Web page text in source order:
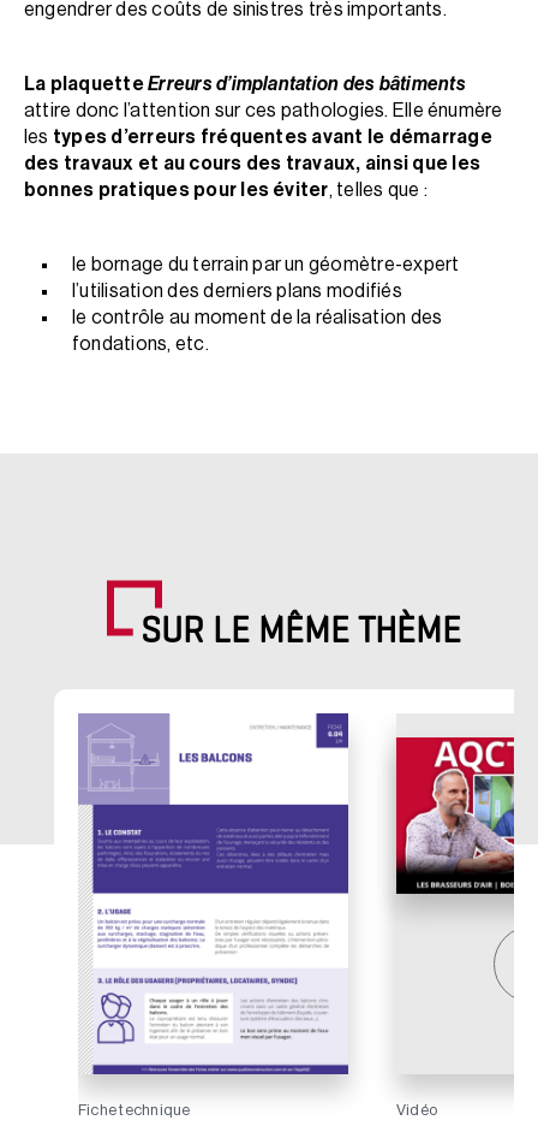
engendrer des coûts de sinistres très importants.
La plaquetteErreurs d’implantation des bâtiments
attire donc l’attention sur ces pathologies. Elle énumère
les types d’erreurs fréquentes avant le démarrage
des travaux et au cours des travaux, ainsi que les
bonnes pratiques pour les éviter, telles que :
le bornage du terrain par un géomètre-expert
l’utilisation des derniers plans modifiés
le contrôle au moment de la réalisation des
fondations, etc.
SUR LE MÊME THÈME
Fiche technique Vidéo